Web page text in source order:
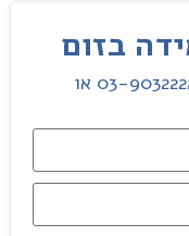
לתיאום מפגש צלצלו עכשיו 03-9032222 או